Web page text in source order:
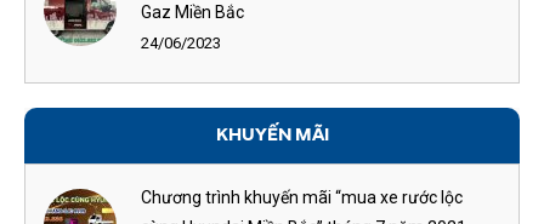
Gaz Miền Bắc
24/06/2023
KHUYẾN MÃI
Chương trình khuyến mãi “mua xe rước lộc